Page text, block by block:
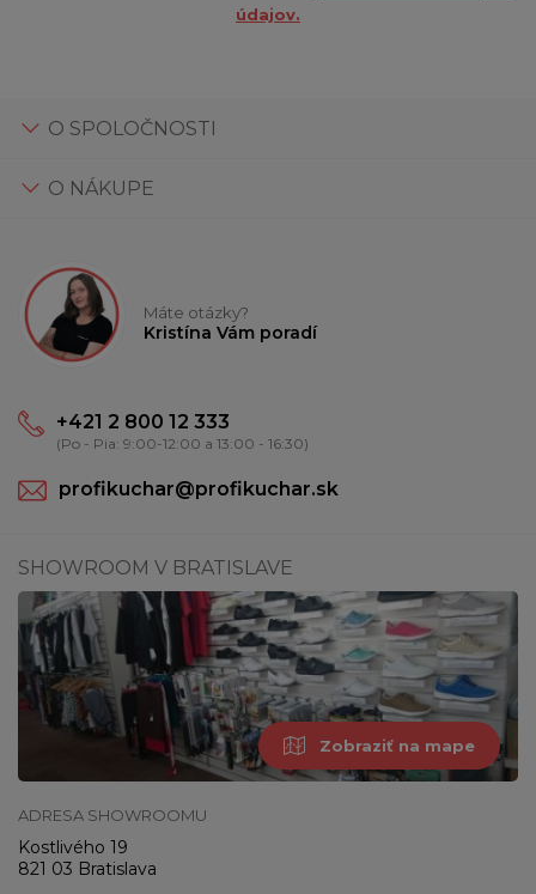
údajov.
O SPOLOČNOSTI
O NÁKUPE
Máte otázky?
Kristína Vám poradí
+421 2 800 12 333
(Po - Pia: 9:00-12:00 a 13:00 - 16:30)
profikuchar@profikuchar.sk
SHOWROOM V BRATISLAVE
Zobraziť na mape
ADRESA SHOWROOMU
Kostlivého 19
821 03 Bratislava